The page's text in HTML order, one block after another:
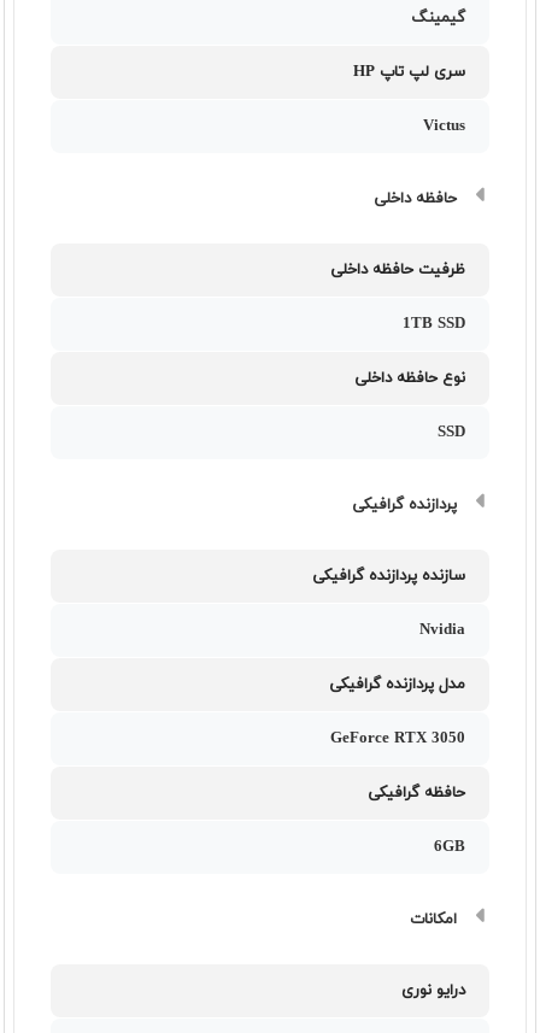
گیمینگ
سری لپ تاپ HP
Victus
حافظه داخلی
ظرفیت حافظه داخلی
1TB SSD
نوع حافظه داخلی
SSD
پردازنده گرافیکی
سازنده پردازنده گرافیکی
Nvidia
مدل پردازنده گرافیکی
GeForce RTX 3050
حافظه گرافیکی
6GB
امکانات
درایو نوری